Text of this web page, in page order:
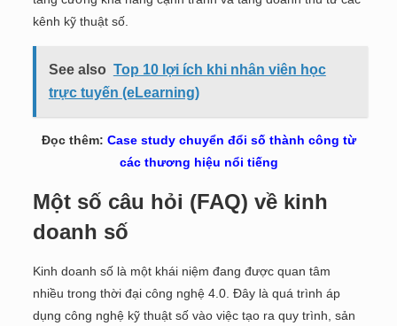
kênh kỹ thuật số.
See also Top 10 lợi ích khi nhân viên học
trực tuyến (eLearning)
Đọc thêm: Case study chuyển đổi số thành công từ
các thương hiệu nổi tiếng
Một số câu hỏi (FAQ) về kinh
doanh số
Kinh doanh số là một khái niệm đang được quan tâm
nhiều trong thời đại công nghệ 4.0. Đây là quá trình áp
dụng công nghệ kỹ thuật số vào việc tạo ra quy trình, sản